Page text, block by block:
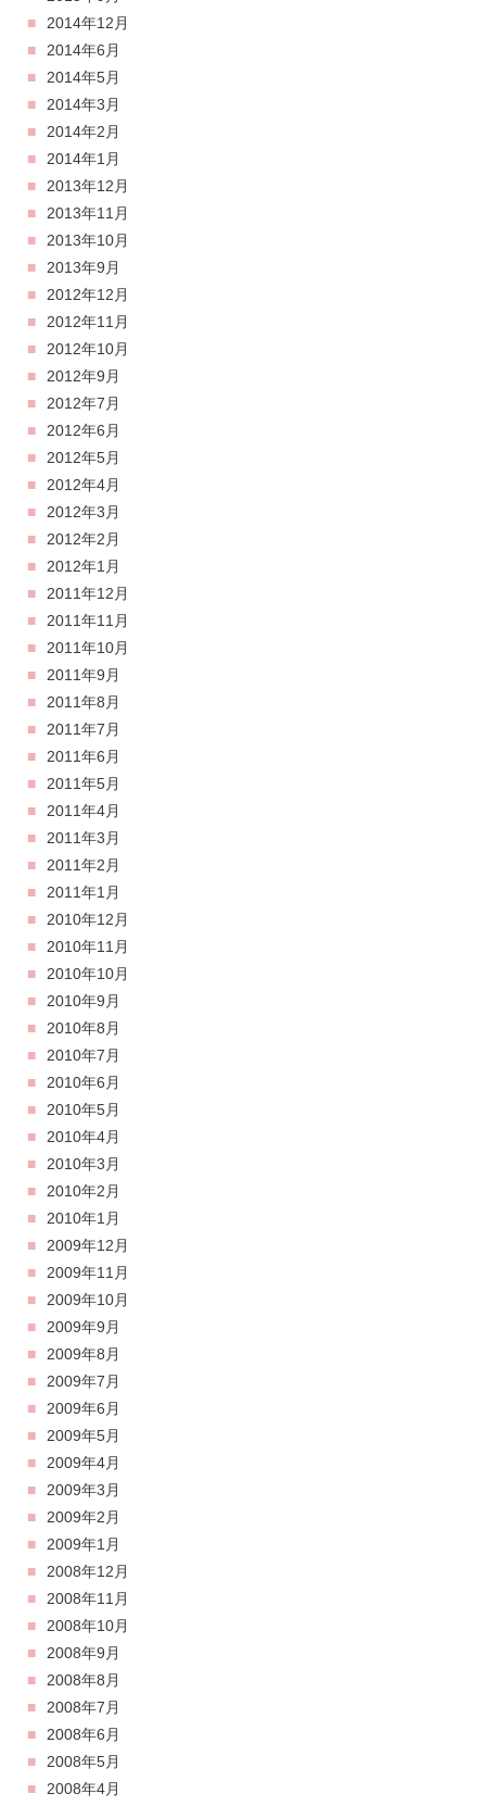
2014年12月
2014年6月
2014年5月
2014年3月
2014年2月
2014年1月
2013年12月
2013年11月
2013年10月
2013年9月
2012年12月
2012年11月
2012年10月
2012年9月
2012年7月
2012年6月
2012年5月
2012年4月
2012年3月
2012年2月
2012年1月
2011年12月
2011年11月
2011年10月
2011年9月
2011年8月
2011年7月
2011年6月
2011年5月
2011年4月
2011年3月
2011年2月
2011年1月
2010年12月
2010年11月
2010年10月
2010年9月
2010年8月
2010年7月
2010年6月
2010年5月
2010年4月
2010年3月
2010年2月
2010年1月
2009年12月
2009年11月
2009年10月
2009年9月
2009年8月
2009年7月
2009年6月
2009年5月
2009年4月
2009年3月
2009年2月
2009年1月
2008年12月
2008年11月
2008年10月
2008年9月
2008年8月
2008年7月
2008年6月
2008年5月
2008年4月